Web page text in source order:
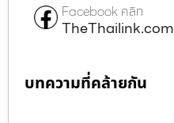
Facebook คลิก
TheThailink.com
บทความที่คล้ายกัน